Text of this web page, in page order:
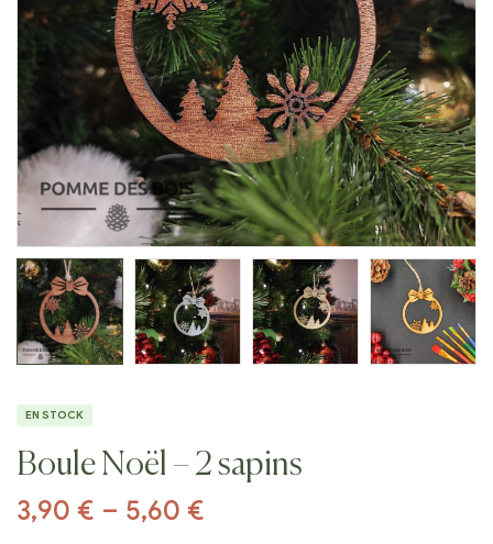
EN STOCK
Boule Noël – 2 sapins
3,90 € – 5,60 €